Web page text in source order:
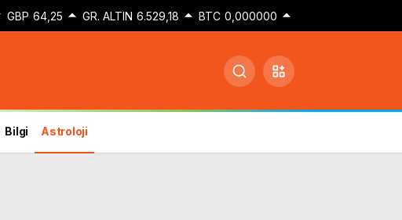
GBP 64,25 GR. ALTIN 6.529,18 BTC 0,000000
Bilgi Astroloji